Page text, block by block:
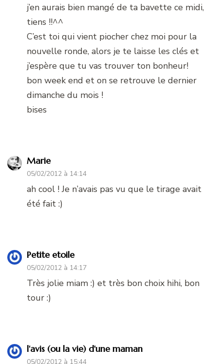
j’en aurais bien mangé de ta bavette ce midi,
tiens !!^^
C’est toi qui vient piocher chez moi pour la
nouvelle ronde, alors je te laisse les clés et
j’espère que tu vas trouver ton bonheur!
bon week end et on se retrouve le dernier
dimanche du mois !
bises
Marie
05/02/2012 à 14:14
ah cool ! Je n’avais pas vu que le tirage avait
été fait :)
Petite etoile
05/02/2012 à 14:17
Très jolie miam :) et très bon choix hihi, bon
tour :)
l'avis (ou la vie) d'une maman
05/02/2012 à 15:44